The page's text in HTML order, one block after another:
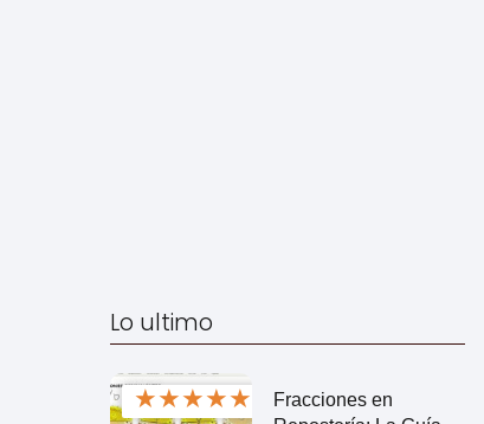
Lo ultimo
★★★★★
Fracciones en